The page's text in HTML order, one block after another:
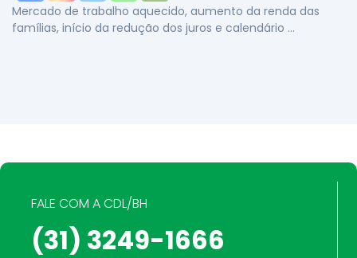
Mercado de trabalho aquecido, aumento da renda das
famílias, início da redução dos juros e calendário …
FALE COM A CDL/BH
(31) 3249-1666